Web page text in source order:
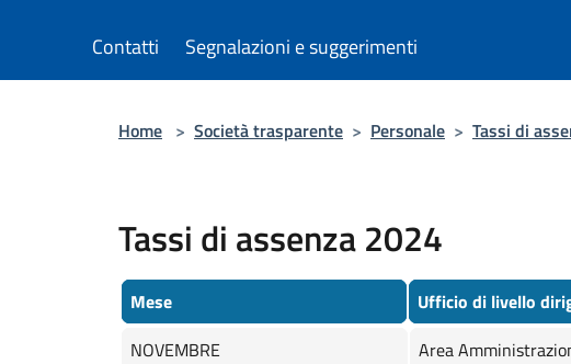
Contatti Segnalazioni e suggerimenti
Home > Società trasparente > Personale > Tassi di
Tassi di assenza 2024
Mese Ufficio di livello
NOVEMBRE
Area